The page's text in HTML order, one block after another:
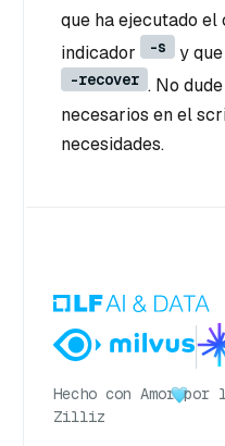
que ha ejecutado el
indicador
-s y
-recover . No
necesarios en el
necesidades.
Hecho con Amor por
Zilliz